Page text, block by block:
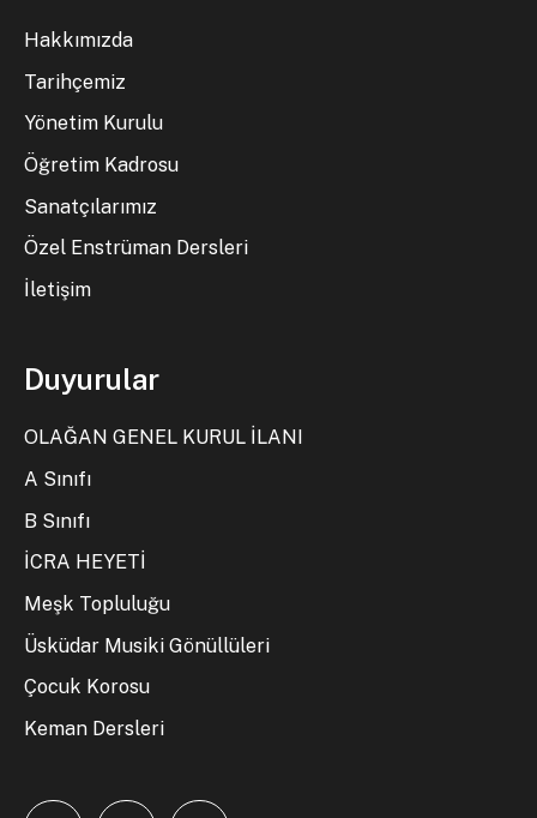
Hakkımızda
Tarihçemiz
Yönetim Kurulu
Öğretim Kadrosu
Sanatçılarımız
Özel Enstrüman Dersleri
İletişim
Duyurular
OLAĞAN GENEL KURUL İLANI
A Sınıfı
B Sınıfı
İCRA HEYETİ
Meşk Topluluğu
Üsküdar Musiki Gönüllüleri
Çocuk Korosu
Keman Dersleri